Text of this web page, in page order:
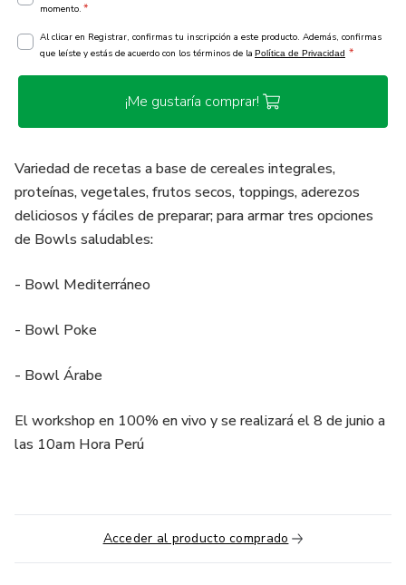
momento. *
Al clicar en Registrar, confirmas tu inscripción a este producto. Además, confirmas
que leíste y estás de acuerdo con los términos de la Política de Privacidad *
¡Me gustaría comprar!
Variedad de recetas a base de cereales integrales,
proteínas, vegetales, frutos secos, toppings, aderezos
deliciosos y fáciles de preparar; para armar tres opciones
de Bowls saludables:
- Bowl Mediterráneo
- Bowl Poke
- Bowl Árabe
El workshop en 100% en vivo y se realizará el 8 de junio a
las 10am Hora Perú
Acceder al producto comprado